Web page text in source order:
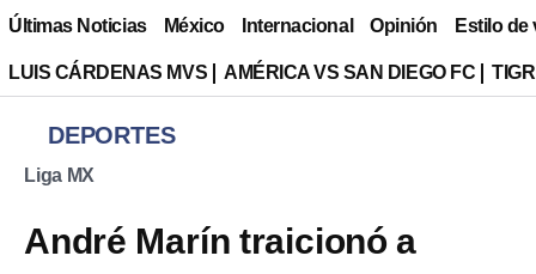
Últimas Noticias México Internacional Opinión Estilo de
LUIS CÁRDENAS MVS AMÉRICA VS SAN DIEGO FC
DEPORTES
Liga MX
André Marín traicionó a